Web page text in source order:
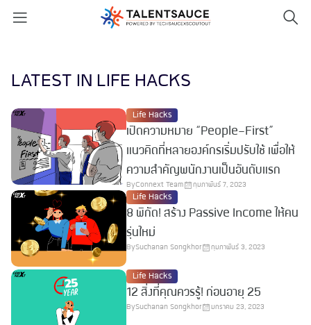
LATEST IN LIFE HACKS
Life Hacks
เปิดความหมาย “People-First”
แนวคิดที่หลายองค์กรเริ่มปรับใช้ เพื่อให้
ความสำคัญพนักงานเป็นอันดับแรก
ByConnext Team กุมภาพันธ์ 7, 2023
Life Hacks
8 พิกัด! สร้าง Passive Income ให้คน
รุ่นใหม่
BySuchanan Songkhor กุมภาพันธ์ 3, 2023
Life Hacks
12 สิ่งที่คุณควรรู้! ก่อนอายุ 25
BySuchanan Songkhor มกราคม 23, 2023